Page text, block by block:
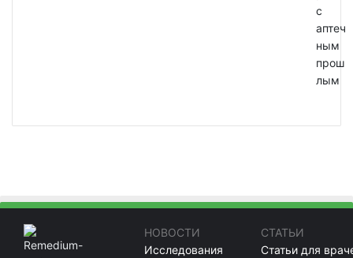
с
аптеч
ным
прош
лым
НОВОСТИ
Исследования
СТАТЬИ
Статьи для